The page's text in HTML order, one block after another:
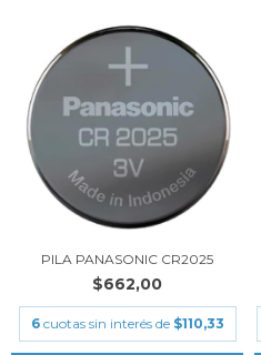
PILA PANASONIC CR2025
$662,00
6 cuotas sin interés de $110,33